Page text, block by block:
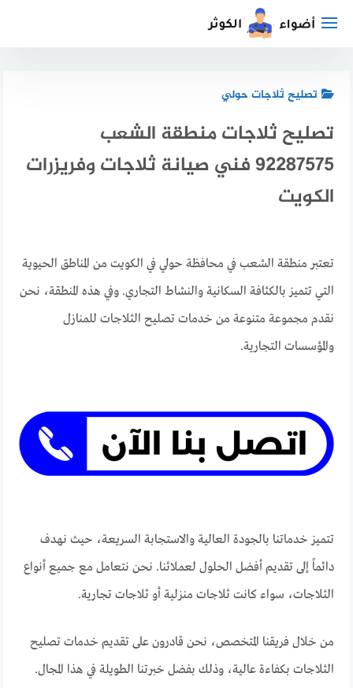
تصليح ثلاجات حولي
تصليح ثلاجات منطقة الشعب
92287575 فني صيانة ثلاجات وفريزرات
الكويت
تعتبر منطقة الشعب في محافظة حولي في الكويت من المناطق الحيوية
التي تتميز بالكثافة السكانية والنشاط التجاري. وفي هذه المنطقة، نحن
نقدم مجموعة متنوعة من خدمات تصليح الثلاجات للمنازل
والمؤسسات التجارية.
تتميز خدماتنا بالجودة العالية والاستجابة السريعة، حيث نهدف
دائماً إلى تقديم أفضل الحلول لعملائنا. نحن نتعامل مع جميع أنواع
الثلاجات، سواء كانت ثلاجات منزلية أو ثلاجات تجارية.
من خلال فريقنا المتخصص، نحن قادرون على تقديم خدمات تصليح
الثلاجات بكفاءة عالية، وذلك بفضل خبرتنا الطويلة في هذا المجال.